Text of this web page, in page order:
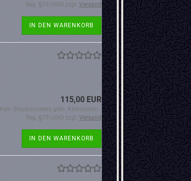
Reg. §19 UStG zzgl. Versand
IN DEN WARENKORB
115,00 EUR
Kein Steuerausweis gem. Kleinuntern.-
Reg. §19 UStG zzgl. Versand
IN DEN WARENKORB